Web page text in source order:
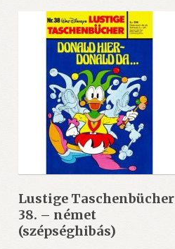
Lustige Taschenbücher
38. – német
(szépséghibás)